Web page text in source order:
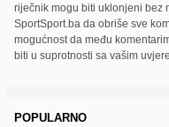
riječnik mogu biti uklonjeni bez
SportSport.ba da obriše sve
mogućnost da među
biti u suprotnosti sa vašim
POPULARNO